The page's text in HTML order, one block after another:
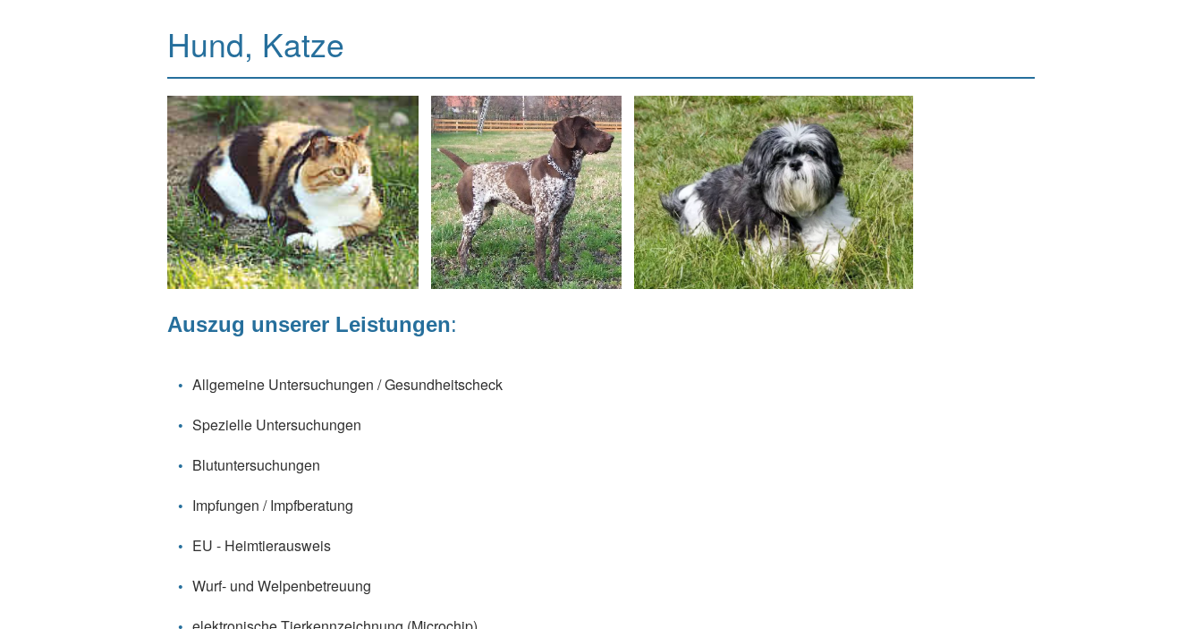
Hund, Katze
Auszug unserer Leistungen:
Allgemeine Untersuchungen / Gesundheitscheck
Spezielle Untersuchungen
Blutuntersuchungen
Impfungen / Impfberatung
EU - Heimtierausweis
Wurf- und Welpenbetreuung